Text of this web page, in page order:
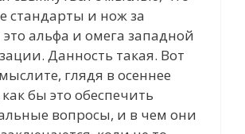
стандарты и нож за
это альфа и омега западной
Данность такая. Вот
глядя в осеннее
бы это обеспечить
вопросы, и в чем они